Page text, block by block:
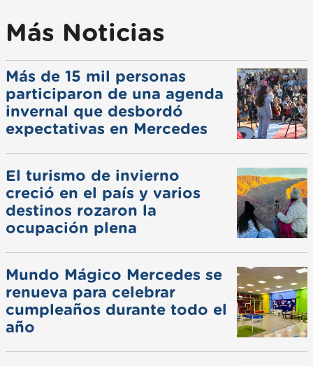
Más Noticias
Más de 15 mil personas
participaron de una agenda
invernal que desbordó
expectativas en Mercedes
El turismo de invierno
creció en el país y varios
destinos rozaron la
ocupación plena
Mundo Mágico Mercedes se
renueva para celebrar
cumpleaños durante todo el
año